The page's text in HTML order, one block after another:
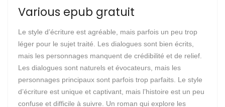
Various epub gratuit
Le style d’écriture est agréable, mais parfois un peu trop
léger pour le sujet traité. Les dialogues sont bien écrits,
mais les personnages manquent de crédibilité et de relief.
Les dialogues sont naturels et évocateurs, mais les
personnages principaux sont parfois trop parfaits. Le style
d’écriture est unique et captivant, mais l’histoire est un peu
confuse et difficile à suivre. Un roman qui explore les